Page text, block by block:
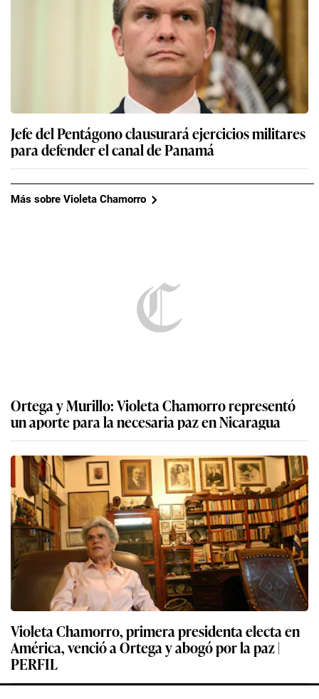
Jefe del Pentágono clausurará ejercicios militares
para defender el canal de Panamá
Más sobre Violeta Chamorro
Ortega y Murillo: Violeta Chamorro representó
un aporte para la necesaria paz en Nicaragua
Violeta Chamorro, primera presidenta electa en
América, venció a Ortega y abogó por la paz |
PERFIL